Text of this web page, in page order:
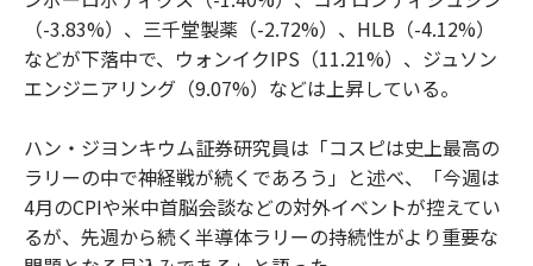
（-3.83%）、三千堂製薬（-2.72%）、HLB（-4.12%）
などが下落中で、ウォンイクIPS（11.21%）、ジュソン
エンジニアリング（9.07%）などは上昇している。
ハン・ジヨンキウム証券研究員は「コスピは史上最高の
ラリーの中で神経戦が続くであろう」と述べ、「今週は
4月のCPIや米中首脳会談などの対外イベントが控えてい
るが、先週から続く半導体ラリーの持続性がより重要な